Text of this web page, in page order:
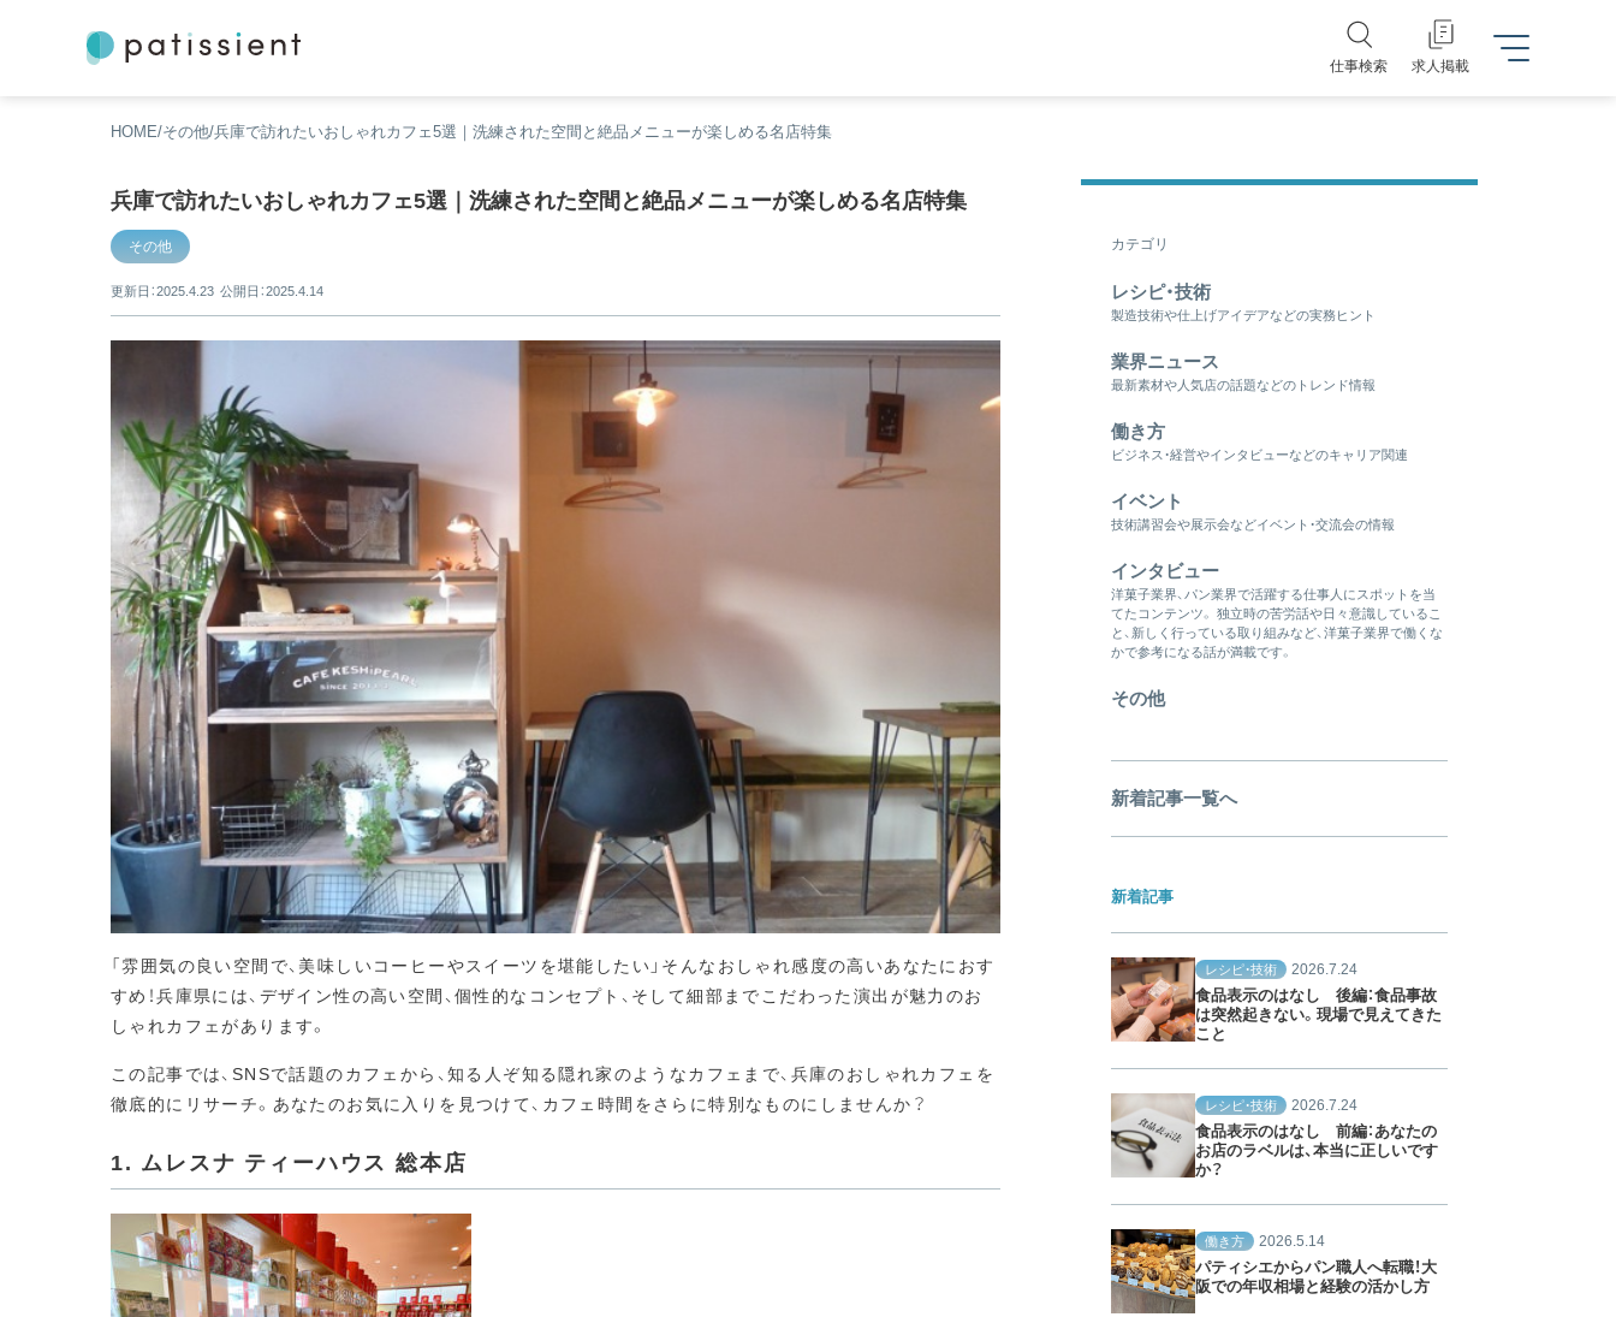
仕事検索 求人掲載
HOME その他 兵庫で訪れたいおしゃれカフェ5選｜洗練された空間と絶品メニューが楽しめる名店特集
兵庫で訪れたいおしゃれカフェ5選｜洗練された空間と絶品メニューが楽しめる名店特集
その他
更新日：2025.4.23 公開日：2025.4.14
「雰囲気の良い空間で、美味しいコーヒーやスイーツを堪能したい」そんなおしゃれ感度の高いあなたにおす
すめ！兵庫県には、デザイン性の高い空間、個性的なコンセプト、そして細部までこだわった演出が魅力のお
しゃれカフェがあります。
この記事では、SNSで話題のカフェから、知る人ぞ知る隠れ家のようなカフェまで、兵庫のおしゃれカフェを
徹底的にリサーチ。あなたのお気に入りを見つけて、カフェ時間をさらに特別なものにしませんか？​
1. ムレスナ ティーハウス 総本店
カテゴリ
レシピ・技術
製造技術や仕上げアイデアなどの実務ヒント
業界ニュース
最新素材や人気店の話題などのトレンド情報
働き方
ビジネス・経営やインタビューなどのキャリア関連
イベント
技術講習会や展示会などイベント・交流会の情報
インタビュー
洋菓子業界、パン業界で活躍する仕事人にスポットを当
てたコンテンツ。 独立時の苦労話や日々意識しているこ
と、新しく行っている取り組みなど、洋菓子業界で働くな
かで参考になる話が満載です。
その他
新着記事一覧へ
新着記事
レシピ・技術 2026.7.24
食品表示のはなし 後編：食品事故
は突然起きない。現場で見えてきた
こと
レシピ・技術 2026.7.24
食品表示のはなし 前編：あなたの
お店のラベルは、本当に正しいです
か？
働き方 2026.5.14
パティシエからパン職人へ転職！大
阪での年収相場と経験の活かし方